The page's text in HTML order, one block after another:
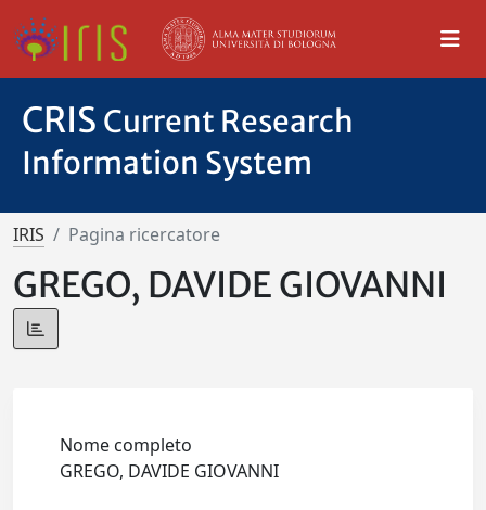
CRIS Current Research
Information System
IRIS Pagina ricercatore
GREGO, DAVIDE GIOVANNI
Nome completo
GREGO, DAVIDE GIOVANNI